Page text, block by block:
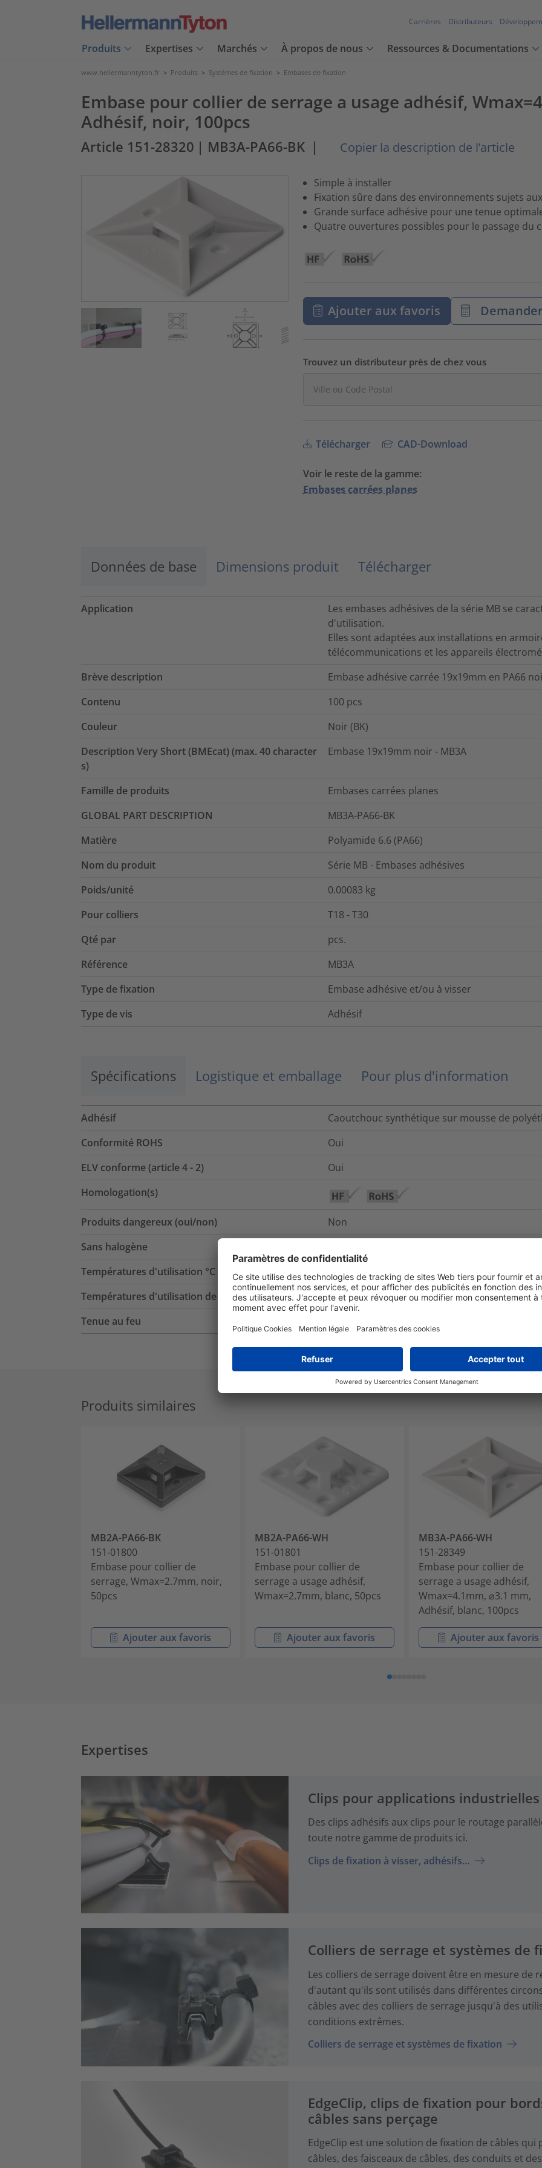
Carrières Distributeurs
Produits Expertises Marchés À propos de nous Ressources & Documentations
www.hellermanntyton.fr > Produits > Systèmes de fixation > Embases de fixation
Embase pour collier de serrage a usage adhésif,
Adhésif, noir, 100pcs
Article 151-28320 | MB3A-PA66-BK | Copier la description de l’article
Simple à installer
Fixation sûre dans des environnements sujets
Grande surface adhésive pour une tenue
Quatre ouvertures possibles pour le passage du
Ajouter aux favoris
Trouvez un distributeur près de chez vous
Télécharger CAD-Download
Voir le reste de la gamme:
Embases carrées planes
Données de base Dimensions produit Télécharger
Application
Les embases adhésives de la série MB se
d'utilisation.
Elles sont adaptées aux installations en
télécommunications et les appareils
Brève description
Embase adhésive carrée 19x19mm en PA66
Contenu
100 pcs
Couleur
Noir (BK)
Description Very Short (BMEcat) (max. 40 character
s)
Embase 19x19mm noir - MB3A
Famille de produits
Embases carrées planes
GLOBAL PART DESCRIPTION
MB3A-PA66-BK
Matière
Polyamide 6.6 (PA66)
Nom du produit
Série MB - Embases adhésives
Poids/unité
0.00083 kg
Pour colliers
T18 - T30
Qté par
pcs.
Référence
MB3A
Type de fixation
Embase adhésive et/ou à visser
Type de vis
Adhésif
Spécifications Logistique et emballage Pour plus d'information
Adhésif
Caoutchouc synthétique sur mousse de
Conformité ROHS
Oui
ELV conforme (article 4 - 2)
Oui
Homologation(s)
Produits dangereux (oui/non)
Non
Sans halogène
Températures d'utilisation °C
De -40 °C à +60 °C
Températures d'utilisation de l'adhésif
De -40 °C à +60 °C
Tenue au feu
Produits similaires
MB2A-PA66-BK
151-01800
Embase pour collier de
serrage, Wmax=2.7mm, noir,
50pcs
Ajouter aux favoris
MB2A-PA66-WH
151-01801
Embase pour collier de
serrage a usage adhésif,
Wmax=2.7mm, blanc, 50pcs
Ajouter aux favoris
MB3A-PA66-WH
151-28349
Embase pour collier de
serrage a usage adhésif,
Wmax=4.1mm, ⌀3.1 mm,
Adhésif, blanc, 100pcs
Ajouter aux favoris
Expertises
Clips pour applications industrielles
Des clips adhésifs aux clips pour le routage
toute notre gamme de produits ici.
Clips de fixation à visser, adhésifs…
Colliers de serrage et systèmes de
Les colliers de serrage doivent être en mesure de
d'autant qu'ils sont utilisés dans différentes
câbles avec des colliers de serrage jusqu'à des
conditions extrêmes.
Colliers de serrage et systèmes de fixation
EdgeClip, clips de fixation pour
câbles sans perçage
EdgeClip est une solution de fixation de câbles
câbles, des faisceaux de câbles, des conduits et